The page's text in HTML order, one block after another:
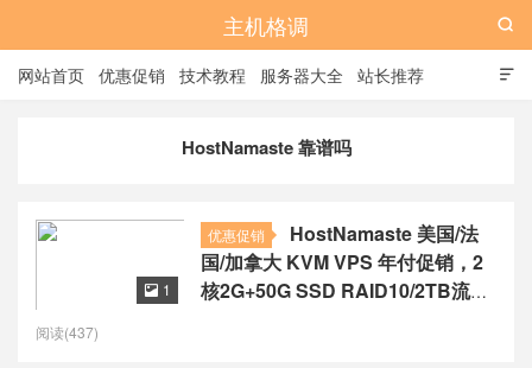
主机格调

网站首页 优惠促销 技术教程 服务器大全 站长推荐

HostNamaste 靠谱吗
优惠促销
HostNamaste 美国/法
国/加拿大 KVM VPS 年付促销，2
核2G+50G SSD RAID10/2TB流
 1
阅读(437)